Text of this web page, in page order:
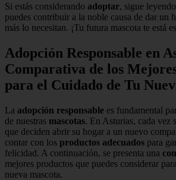
Si estás considerando adoptar, sigue
puedes contribuir a la noble causa de dar un
más lo necesitan. ¡Tu futura mascota te está
Adopción Responsable en
Comparativa de los
para el Cuidado de Tu
La adopción responsable es fundamental
de nuestras mascotas. En Asturias, cada vez
que deciden abrir su hogar a un nuevo
contar con los productos adecuados para
felicidad. A continuación, se presenta una
mejores productos que puedes considerar
nueva mascota.